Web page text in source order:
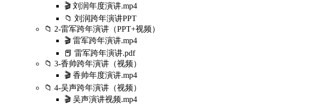
🎬 刘润年度演讲.mp4
📁 刘润跨年演讲PPT
📁 2-雷军跨年演讲（PPT+视频）
🎬 雷军跨年演讲.mp4
📕 雷军跨年演讲.pdf
📁 3-香帅跨年演讲（视频）
🎬 香帅年度演讲.mp4
📁 4-吴声跨年演讲（视频）
🎬 吴声演讲视频.mp4